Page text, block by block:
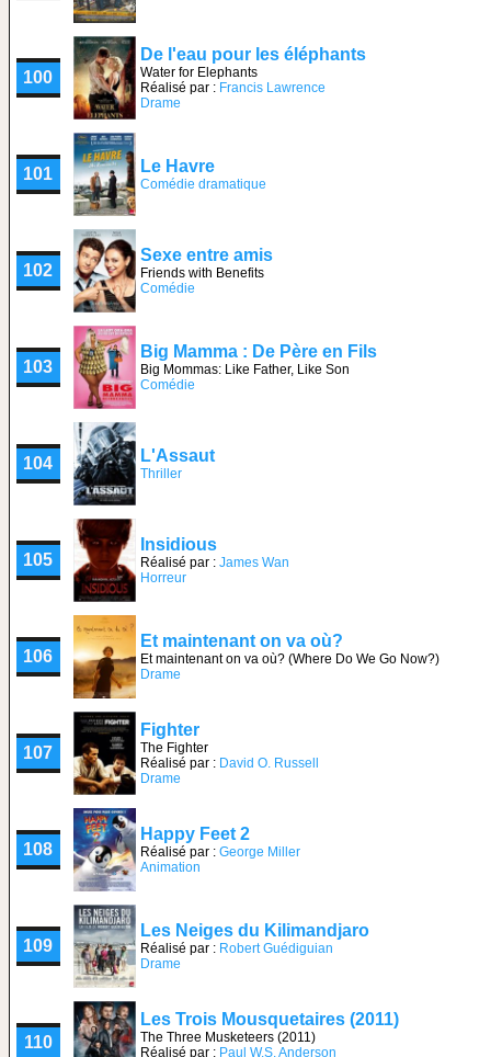
100
De l'eau pour les éléphants
Water for Elephants
Réalisé par : Francis Lawrence
Drame
101 Le Havre
Comédie dramatique
102
Sexe entre amis
Friends with Benefits
Comédie
103
Big Mamma : De Père en Fils
Big Mommas: Like Father, Like Son
Comédie
104 L'Assaut
Thriller
105
Insidious
Réalisé par : James Wan
Horreur
106
Et maintenant on va où?
Et maintenant on va où? (Where Do We Go Now?)
Drame
107
Fighter
The Fighter
Réalisé par : David O. Russell
Drame
108
Happy Feet 2
Réalisé par : George Miller
Animation
109
Les Neiges du Kilimandjaro
Réalisé par : Robert Guédiguian
Drame
110
Les Trois Mousquetaires (2011)
The Three Musketeers (2011)
Réalisé par : Paul W.S. Anderson